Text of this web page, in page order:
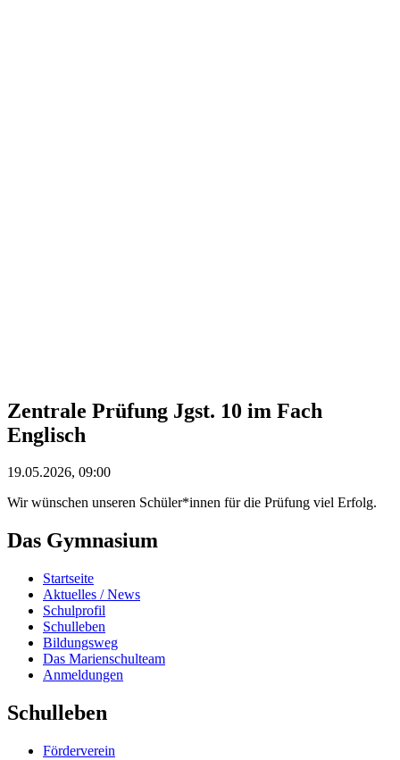
Zentrale Prüfung Jgst. 10 im Fach
Englisch
19.05.2026, 09:00
Wir wünschen unseren Schüler*innen für die Prüfung viel Erfolg.
Das Gymnasium
Startseite
Aktuelles / News
Schulprofil
Schulleben
Bildungsweg
Das Marienschulteam
Anmeldungen
Schulleben
Förderverein